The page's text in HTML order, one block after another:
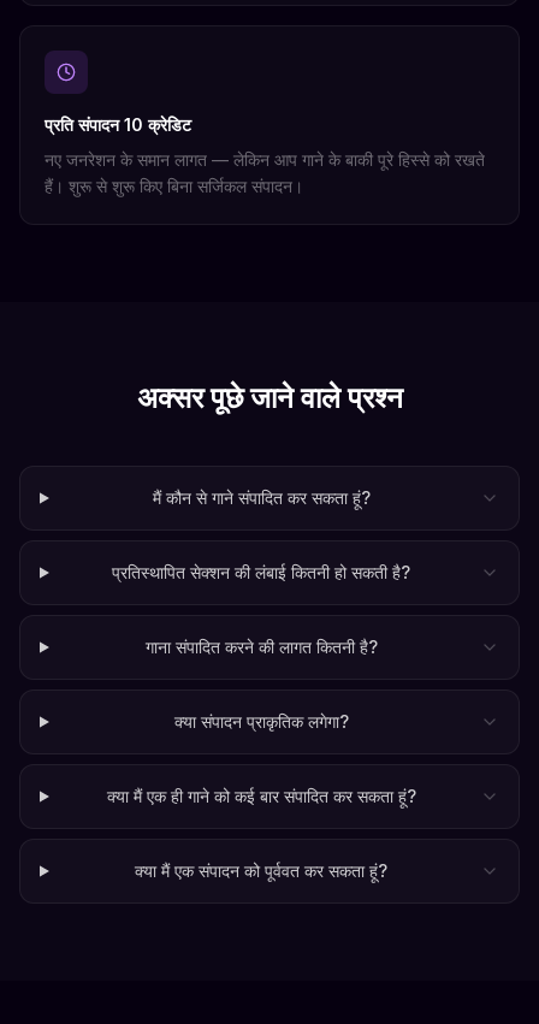
प्रति संपादन 10 क्रेडिट
नए जनरेशन के समान लागत — लेकिन आप गाने के बाकी पूरे हिस्से को रखते
हैं। शुरू से शुरू किए बिना सर्जिकल संपादन।
अक्सर पूछे जाने वाले प्रश्न
मैं कौन से गाने संपादित कर सकता हूं?
प्रतिस्थापित सेक्शन की लंबाई कितनी हो सकती है?
गाना संपादित करने की लागत कितनी है?
क्या संपादन प्राकृतिक लगेगा?
क्या मैं एक ही गाने को कई बार संपादित कर सकता हूं?
क्या मैं एक संपादन को पूर्ववत कर सकता हूं?